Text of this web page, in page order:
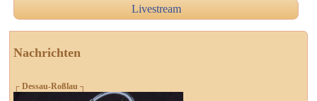
Livestream
Nachrichten
┌ Dessau-Roßlau ┐